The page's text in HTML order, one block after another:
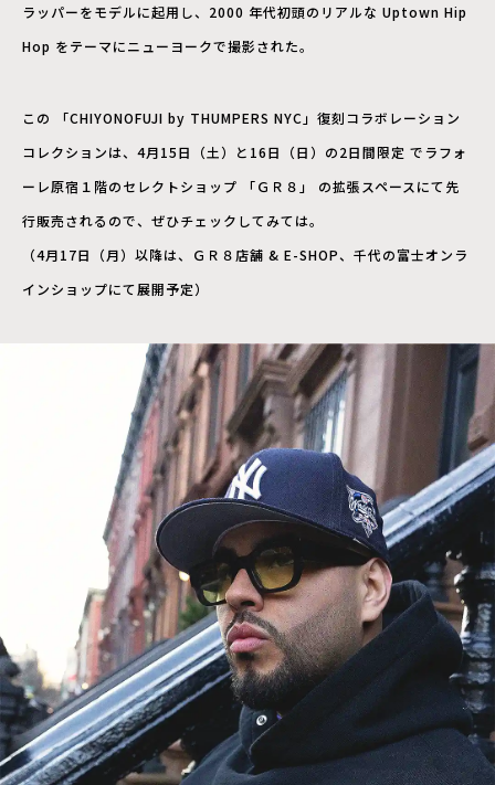
ラッパーをモデルに起⽤し、2000 年代初頭のリアルな Uptown Hip
Hop をテーマにニューヨークで撮影された。
この 「CHIYONOFUJI by THUMPERS NYC」復刻コラボレーション
コレクションは、4⽉15⽇（⼟）と16⽇（⽇）の2⽇間限定 でラフォ
ーレ原宿１階のセレクトショップ 「ＧＲ８」 の拡張スペースにて先
⾏販売されるので、ぜひチェックしてみては。
（4⽉17⽇（⽉）以降は、ＧＲ８店舗 & E-SHOP、千代の富⼠オンラ
インショップにて展開予定）